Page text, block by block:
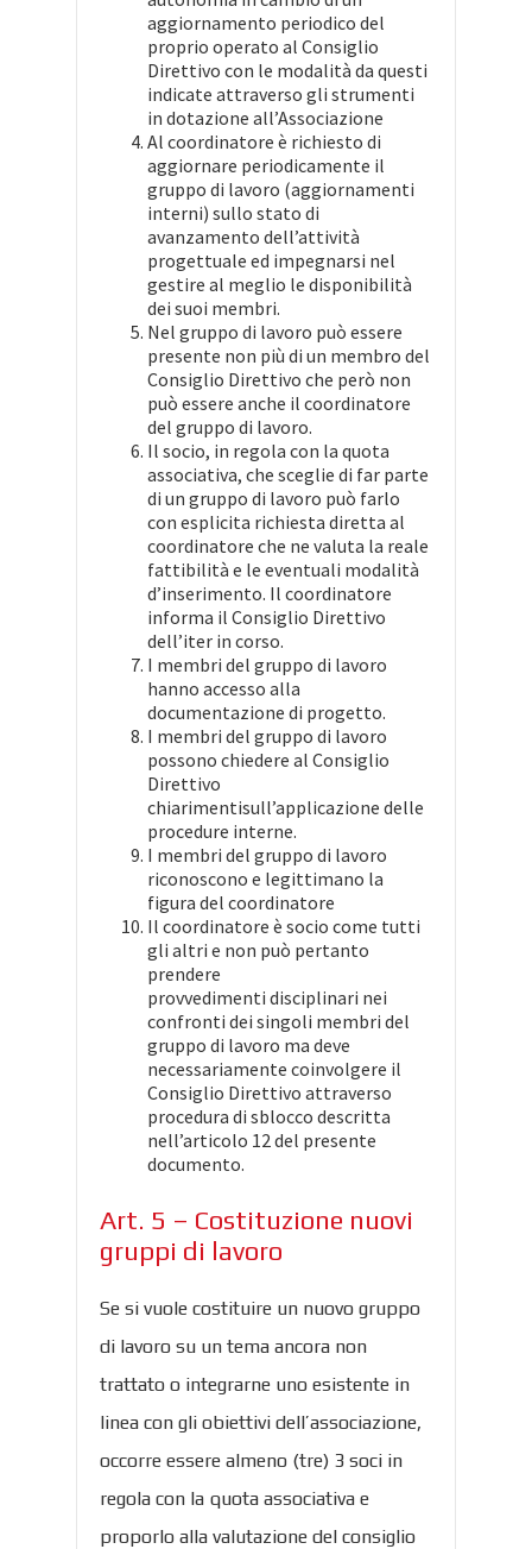
aggiornamento periodico del
proprio operato al Consiglio
Direttivo con le modalità da questi
indicate attraverso gli strumenti
in dotazione all’Associazione
Al coordinatore è richiesto di
aggiornare periodicamente il
gruppo di lavoro (aggiornamenti
interni) sullo stato di
avanzamento dell’attività
progettuale ed impegnarsi nel
gestire al meglio le disponibilità
dei suoi membri.
Nel gruppo di lavoro può essere
presente non più di un membro del
Consiglio Direttivo che però non
può essere anche il coordinatore
del gruppo di lavoro.
Il socio, in regola con la quota
associativa, che sceglie di far parte
di un gruppo di lavoro può farlo
con esplicita richiesta diretta al
coordinatore che ne valuta la reale
fattibilità e le eventuali modalità
d’inserimento. Il coordinatore
informa il Consiglio Direttivo
dell’iter in corso.
I membri del gruppo di lavoro
hanno accesso alla
documentazione di progetto.
I membri del gruppo di lavoro
possono chiedere al Consiglio
Direttivo
chiarimentisull’applicazione delle
procedure interne.
I membri del gruppo di lavoro
riconoscono e legittimano la
figura del coordinatore
Il coordinatore è socio come tutti
gli altri e non può pertanto
prendere
provvedimenti disciplinari nei
confronti dei singoli membri del
gruppo di lavoro ma deve
necessariamente coinvolgere il
Consiglio Direttivo attraverso
procedura di sblocco descritta
nell’articolo 12 del presente
documento.
Art. 5 – Costituzione nuovi
gruppi di lavoro
Se si vuole costituire un nuovo gruppo
di lavoro su un tema ancora non
trattato o integrarne uno esistente in
linea con gli obiettivi dell’associazione,
occorre essere almeno (tre) 3 soci in
regola con la quota associativa e
proporlo alla valutazione del consiglio